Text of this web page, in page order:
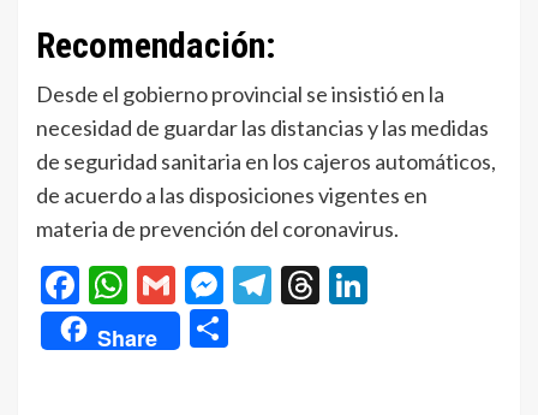
Recomendación:
Desde el gobierno provincial se insistió en la
necesidad de guardar las distancias y las medidas
de seguridad sanitaria en los cajeros automáticos,
de acuerdo a las disposiciones vigentes en
materia de prevención del coronavirus.
Facebook
WhatsApp
GmailMessenger
Telegram
Threads
Share